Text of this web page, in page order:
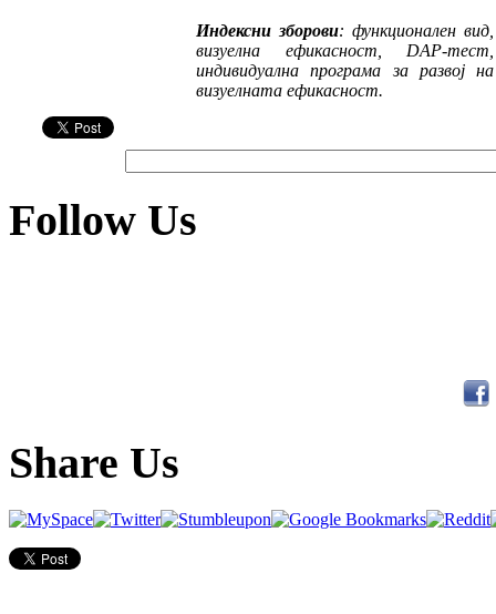
Индексни зборови: функционален вид,
визуелна ефикасност,
DAP-тест,
индивидуална програма
за развој на
визуелната ефикасност.
Follow Us
Share Us